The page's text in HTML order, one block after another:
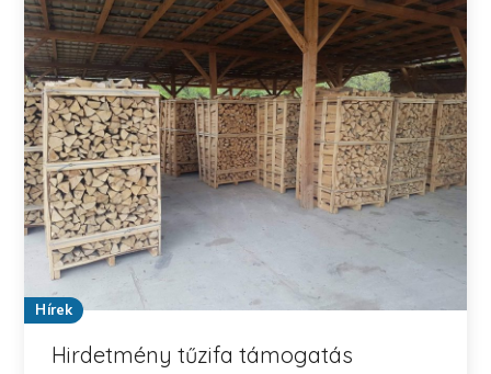
Hírek
Hirdetmény tűzifa támogatás